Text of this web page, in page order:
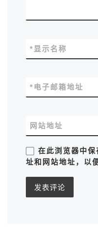
显示名称
*
电子邮箱地址
*
网站地址
在此浏览器中
址和网站地址，以